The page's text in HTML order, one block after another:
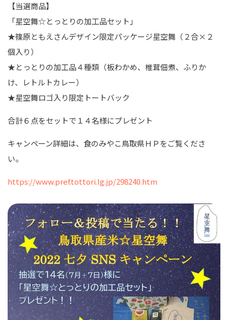
【当選商品】
「星空舞☆とっとりの加工品セット」
★篠原ともえさんデザイン限定パッケージ星空舞（２合×２
個入り）
★とっとりの加工品４種類（板わかめ、椎茸佃煮、ふりか
け、レトルトカレー）
★星空舞ロゴ入り限定トートバック
合計６点をセットで１４名様にプレゼント
キャンペーン詳細は、食のみやこ鳥取県ＨＰをご覧くださ
い。
https://www.pref.tottori.lg.jp/298240.htm